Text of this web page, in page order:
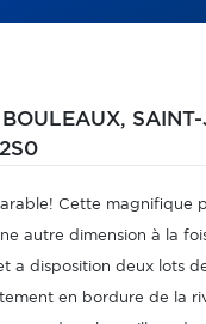
Cette magnifique
autre dimension à la
a disposition deux lots
en bordure de la